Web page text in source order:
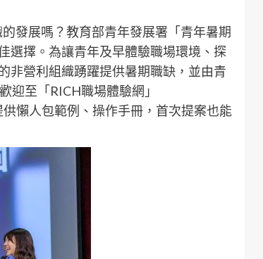
發展嗎？教育部青年發展署「青年暑期
選擇。為讓青年及早體驗職場環境、探
非營利組織踴躍提供暑期職缺，並由青
迎至「RICH職場體驗網」
懶人包範例、操作手冊，首次提案也能